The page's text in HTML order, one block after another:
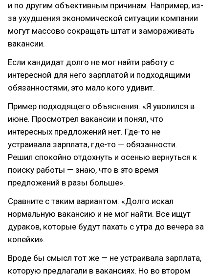
и по другим объективным причинам. Например, из-
за ухудшения экономической ситуации компании
могут массово сокращать штат и замораживать
вакансии.
Если кандидат долго не мог найти работу с
интересной для него зарплатой и подходящими
обязанностями, это мало кого удивит.
Пример подходящего объяснения: «Я уволился в
июне. Просмотрел вакансии и понял, что
интересных предложений нет. Где-то не
устраивала зарплата, где-то — обязанности.
Решил спокойно отдохнуть и осенью вернуться к
поиску работы — знаю, что в это время
предложений в разы больше».
Сравните с таким вариантом: «Долго искал
нормальную вакансию и не мог найти. Все ищут
дураков, которые будут пахать с утра до вечера за
копейки».
Вроде бы смысл тот же — не устраивала зарплата,
которую предлагали в вакансиях. Но во втором